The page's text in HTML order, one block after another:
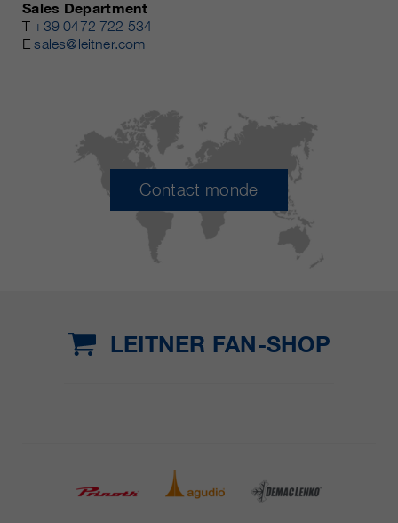
Sales Department
T +39 0472 722 534
Esales@leitner.com
Contact monde
LEITNER FAN-SHOP